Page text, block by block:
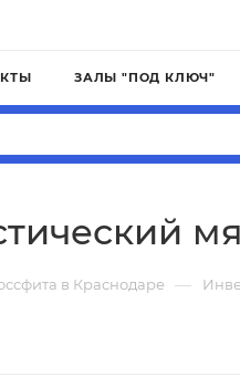
ЗАЛЫ "ПОД КЛЮЧ"
в Краснодаре —